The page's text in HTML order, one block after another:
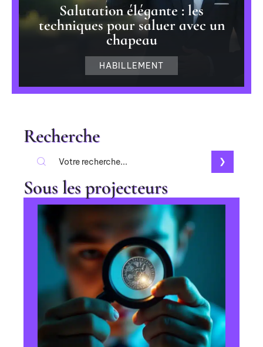
Salutation élégante : les
techniques pour saluer avec un
chapeau
HABILLEMENT
Recherche
Sous les projecteurs